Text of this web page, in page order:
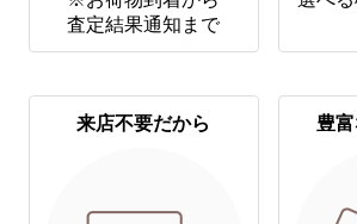
査定結果通知まで
来店不要だから 豊